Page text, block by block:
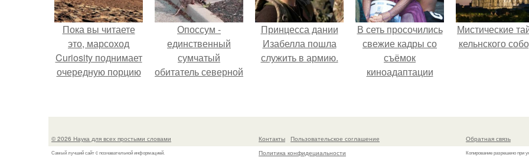
Пока вы читаете
это, марсоход
Curiosity поднимает
очередную порцию
Опоссум -
единственный
сумчатый
обитатель северной
Принцесса дании
Изабелла пошла
служить в армию.
В сеть просочились
свежие кадры со
съёмок
киноадаптации
моментально
приковано к Тиган
Мистические
кельнского
© 2026 Наука для всех простыми словами
Самый лучший сайт c познавательной информацией.
Контакты
Пользовательское соглашение
Политика конфидециальности
Обратная связь
Копирование разрешено при